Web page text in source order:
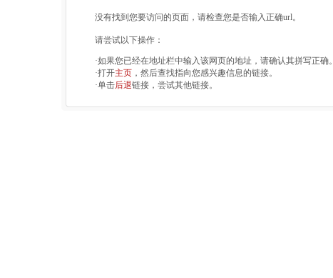
没有找到您要访问的页面，请检查您是否输入正确url。
请尝试以下操作：
·如果您已经在地址栏中输入该网页的地址，请确认其拼写正确。
·打开主页 ，然后查找指向您感兴趣信息的链接。
·单击后退链接，尝试其他链接。